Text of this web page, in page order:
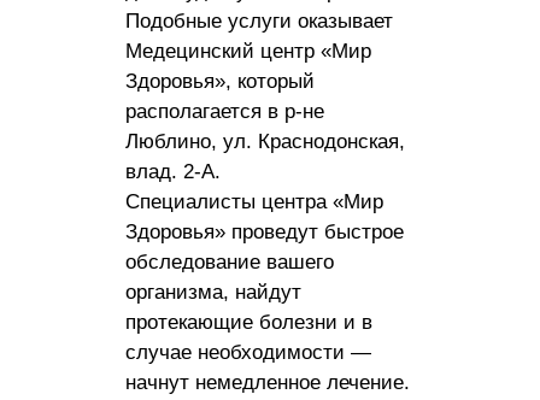
Подобные услуги оказывает
Медецинский центр «Мир
Здоровья», который
располагается в р-не
Люблино, ул. Краснодонская,
влад. 2-А.
Специалисты центра «Мир
Здоровья» проведут быстрое
обследование вашего
организма, найдут
протекающие болезни и в
случае необходимости —
начнут немедленное лечение.